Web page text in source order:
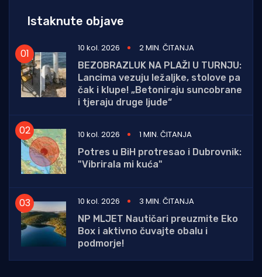
Istaknute objave
10 kol. 2026
2 MIN. ČITANJA
BEZOBRAZLUK NA PLAŽI U TURNJU:
Lancima vezuju ležaljke, stolove pa
čak i klupe! „Betoniraju suncobrane
i tjeraju druge ljude“
10 kol. 2026
1 MIN. ČITANJA
Potres u BiH protresao i Dubrovnik:
"Vibrirala mi kuća"
10 kol. 2026
3 MIN. ČITANJA
NP MLJET Nautičari preuzmite Eko
Box i aktivno čuvajte obalu i
podmorje!